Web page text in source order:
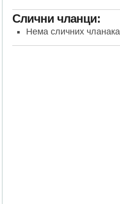
Слични чланци:
Нема сличних чланака